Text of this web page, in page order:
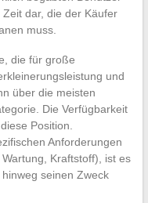
dar, die der Käufer
muss.
die für große
und
über die meisten
Die Verfügbarkeit
Position.
Anforderungen
Kraftstoff), ist es
seinen Zweck